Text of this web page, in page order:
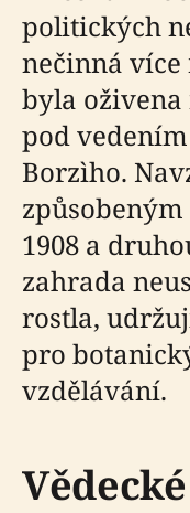
politických
nečinná více
byla oživena
pod
Borzìho.
1908 a
zahrada
rostla,
pro
vzdělávání.